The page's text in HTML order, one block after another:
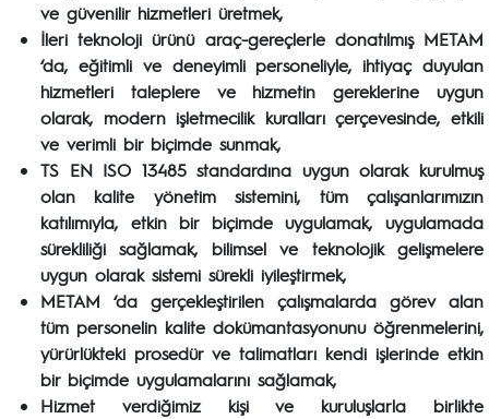
ve güvenilir hizmetleri üretmek,
İleri teknoloji ürünü araç-gereçlerle donatılmış METAM
‘da, eğitimli ve deneyimli personeliyle, ihtiyaç duyulan
hizmetleri taleplere ve hizmetin gereklerine uygun
olarak, modern işletmecilik kuralları çerçevesinde, etkili
ve verimli bir biçimde sunmak,
TS EN ISO 13485 standardına uygun olarak kurulmuş
olan kalite yönetim sistemini, tüm çalışanlarımızın
katılımıyla, etkin bir biçimde uygulamak, uygulamada
sürekliliği sağlamak, bilimsel ve teknolojik gelişmelere
uygun olarak sistemi sürekli iyileştirmek,
METAM ‘da gerçekleştirilen çalışmalarda görev alan
tüm personelin kalite dokümantasyonunu öğrenmelerini,
yürürlükteki prosedür ve talimatları kendi işlerinde etkin
bir biçimde uygulamalarını sağlamak,
Hizmet verdiğimiz kişi ve kuruluşlarla birlikte